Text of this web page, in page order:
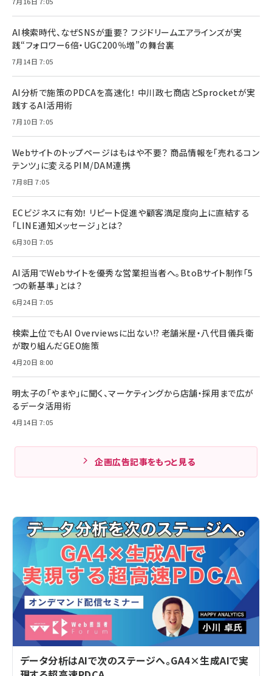
AI検索時代、なぜSNSが重要？ フジドリームエアラインズが実
践“フォロワー6倍・UGC200％増”の舞台裏
7月14日 7:05
AI分析で施策のPDCAを高速化！ 中川政七商店とSprocketが実
践するAI活用術
7月10日 7:05
Webサイトのトップページはもはや不要？ 商品情報を「売れるコン
テンツ」に変えるPIM/DAM連携
7月8日 7:05
ECビジネスに有効！ リピート促進や顧客満足度向上に直結する
「LINE通知メッセージ」とは？
6月30日 7:05
AI活用でWebサイトを優秀な営業担当者へ。BtoBサイト制作「5
つの新基準」とは？
6月24日 7:05
検索上位でもAI Overviewsに出ない!? 老舗米屋・八代目儀兵衛
が取り組んだGEO施策
4月20日 8:00
明太子の「やまや」に聞く、マーケティングから店舗・採用まで広が
るデータ活用術
4月14日 7:05
企画広告記事をもっと見る
データ分析はAIで次のステージへ。GA4×生成AIで実